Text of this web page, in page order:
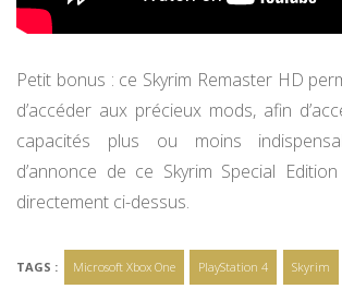
Petit bonus : ce Skyrim Remaster HD
d’accéder aux précieux mods, afin
capacités plus ou moins
d’annonce de ce Skyrim Special
directement ci-dessus.
TAGS : Microsoft Xbox One PlayStation 4 Skyrim